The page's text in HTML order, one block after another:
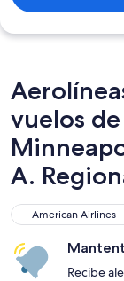
vuelos
A.
American Airlines
American Airlines
Recibe